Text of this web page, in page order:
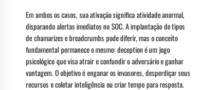
Em ambos os casos, sua ativação significa atividade anormal,
disparando alertas imediatos no SOC. A implantação de tipos
de chamarizes e breadcrumbs pode diferir, mas o conceito
fundamental permanece o mesmo: deception é um jogo
psicológico que visa atrair e confundir o adversário e ganhar
vantagem. O objetivo é enganar os invasores, desperdiçar seus
recursos e coletar inteligência ou criar tempo para resposta.